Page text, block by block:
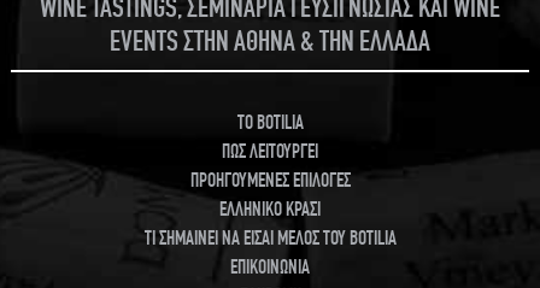
WINE TASTINGS, ΣΕΜΙΝΑΡΙΑ ΓΕΥΣΙΓΝΩΣΙΑΣ ΚΑΙ WINE
EVENTS ΣΤΗΝ ΑΘΗΝΑ & ΤΗΝ ΕΛΛΑΔΑ
TO BOTILIA
ΠΩΣ ΛΕΙΤΟΥΡΓΕΙ
ΠΡΟΗΓΟΥΜΕΝΕΣ ΕΠΙΛΟΓΕΣ
ΕΛΛΗΝΙΚΟ ΚΡΑΣΙ
ΤΙ ΣΗΜΑΙΝΕΙ ΝΑ ΕΙΣΑΙ ΜΕΛΟΣ ΤΟΥ BOTILIA
ΕΠΙΚΟΙΝΩΝΙΑ